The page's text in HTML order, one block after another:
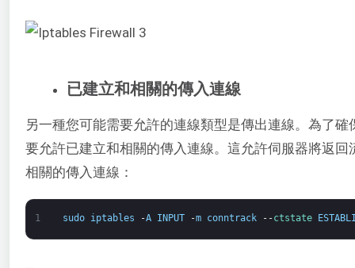
已建立和相關的傳入連線
另一種您可能需要允許的連線類型是傳出連線。為了
要允許已建立和相關的傳入連線。這允許伺服器將返
相關的傳入連線：
1 sudo iptables -A INPUT -m conntrack --ctstate